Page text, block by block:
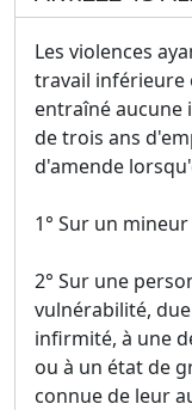
Les violences
travail inférieure
entraîné aucune
de trois ans
d'amende
1° Sur un
2° Sur une
vulnérabilité,
infirmité, à une
ou à un état de
connue de leur